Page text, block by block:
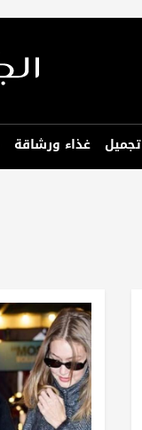
غذاء ورشاقة